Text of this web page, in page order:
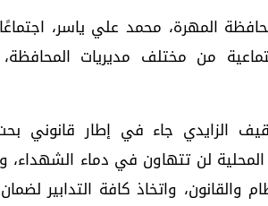
المهرة، محمد علي ياسر،
من مختلف مديريات
الزايدي جاء في إطار قانوني
لن تتهاون في دماء
والقانون، واتخاذ كافة التدابير